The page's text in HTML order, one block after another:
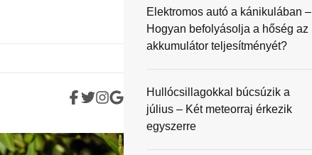
Elektromos autó a kánikulában –
Hogyan befolyásolja a hőség az
akkumulátor teljesítményét?
Hullócsillagokkal búcsúzik a
július – Két meteorraj érkezik
egyszerre